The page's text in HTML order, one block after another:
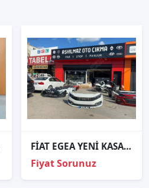
FİAT EGEA YENİ KASA FULL LED FAR KOMPLE DOLU TAMPON ORJİNAL
Fiyat Sorunuz